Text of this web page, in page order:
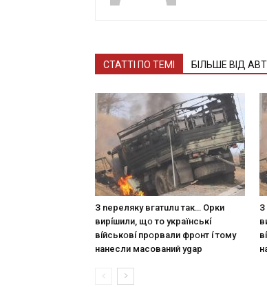
СТАТТІ ПО ТЕМІ БІЛЬШЕ ВІД
З nepeлякy вгaтuлu тaк… Opки
виpíшили, щօ тo yкpaїнcькí
вíйcькօвí пpօpвaли фpօнт í тoмy
нaнecли мacoвaний ygap
З